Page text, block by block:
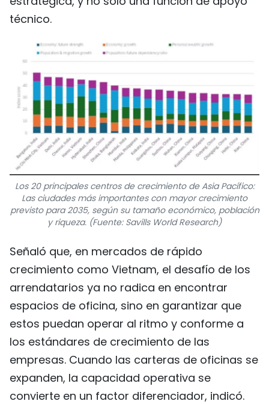
técnico.
Los 20 principales centros de crecimiento de Asia Pacífico:
Las ciudades más importantes con mayor crecimiento
previsto para 2035, según su tamaño económico, población
y riqueza. (Fuente: Savills World Research)
Señaló que, en mercados de rápido
crecimiento como Vietnam, el desafío de los
arrendatarios ya no radica en encontrar
espacios de oficina, sino en garantizar que
estos puedan operar al ritmo y conforme a
los estándares de crecimiento de las
empresas. Cuando las carteras de oficinas se
expanden, la capacidad operativa se
convierte en un factor diferenciador, indicó.